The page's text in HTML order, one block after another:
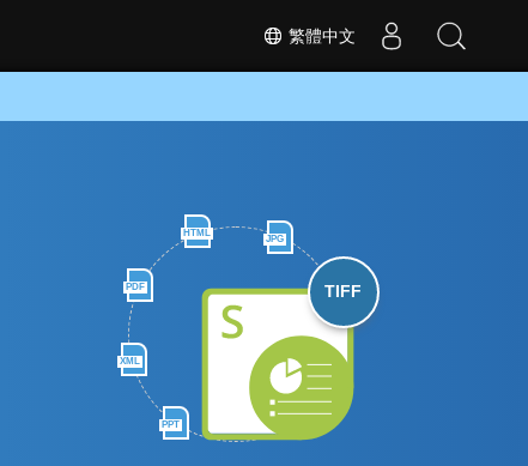
繁體中文
HTML
JPG
PDF
XML
PPT
TIFF